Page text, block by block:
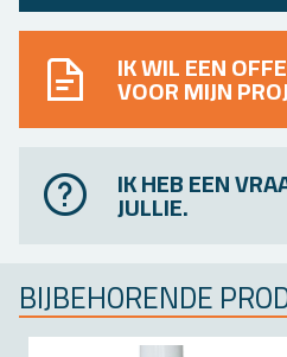
IK WIL EEN
VOOR MIJN
IK HEB EEN
JULLIE.
BIJ­BE­HO­REN­DE